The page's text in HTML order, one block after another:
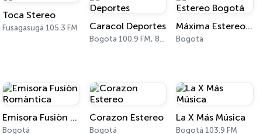
Toca Stereo
Fusagasugá 105.3 FM Caracol Deportes
Bogotá 100.9 FM, 810 AM
Máxima Estereo Bogotá
Bogotá
Emisora Fusiòn Romàntica
Bogotá
Corazon Estereo
Bogotá
La X Más Música
Bogotá 103.9 FM